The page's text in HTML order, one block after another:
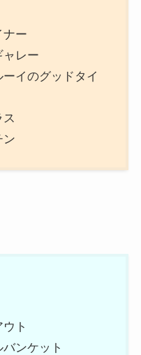
ナー
ャレー
イのグッドタイ
ス
ン
ト
ンケット